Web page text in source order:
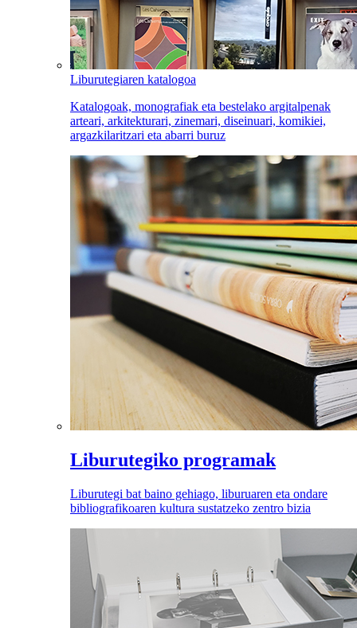
Liburutegiaren katalogoa
Katalogoak, monografiak eta bestelako argitalpenak
arteari, arkitekturari, zinemari, diseinuari, komikiei,
argazkilaritzari eta abarri buruz
Liburutegiko programak
Liburutegi bat baino gehiago, liburuaren eta ondare
bibliografikoaren kultura sustatzeko zentro bizia